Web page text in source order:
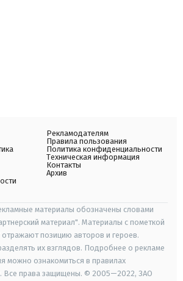
Рекламодателям
Правила пользования
Политика конфиденциальности
Техническая информация
Контакты
Архив
материалы обозначены словами
материал". Материалы с пометкой
позицию авторов и героев.
их взглядов. Подробнее о рекламе
можно ознакомиться в правилах
Все права защищены. © 2005—2022, ЗАО